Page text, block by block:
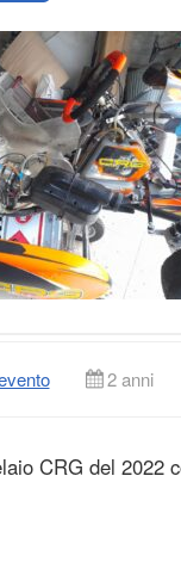
2 anni
CRG del 2022